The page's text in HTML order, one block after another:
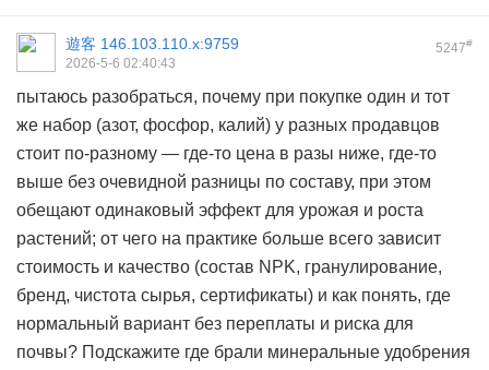
5247#
遊客 146.103.110.x:9759
2026-5-6 02:40:43
пытаюсь разобраться, почему при покупке один и тот
же набор (азот, фосфор, калий) у разных продавцов
стоит по-разному — где-то цена в разы ниже, где-то
выше без очевидной разницы по составу, при этом
обещают одинаковый эффект для урожая и роста
растений; от чего на практике больше всего зависит
стоимость и качество (состав NPK, гранулирование,
бренд, чистота сырья, сертификаты) и как понять, где
нормальный вариант без переплаты и риска для
почвы? Подскажите где брали минеральные удобрения